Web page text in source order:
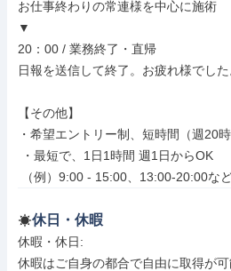
お仕事終わりの常連様を中心に施術
▼
20：00 / 業務終了・直帰
日報を送信して終了。お疲れ様でした
【その他】
・希望エントリー制、短時間（週20
（例）9:00 - 15:00、13:00-20:00な
休日・休暇
休暇・休日:
休暇はご自身の都合で自由に取得が可